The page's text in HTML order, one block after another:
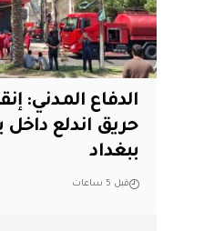
حريق اندلع داخل
ببغداد
قبل 5 ساعات